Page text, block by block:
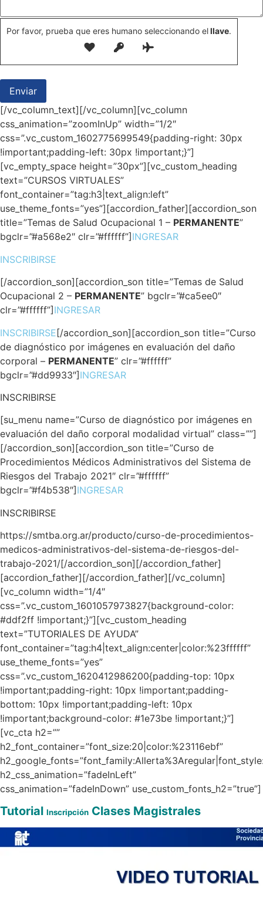
Por favor, prueba que eres humano seleccionando elllave.
[/vc_column_text][/vc_column][vc_column
css_animation=”zoomInUp” width=”1/2″
css=”.vc_custom_1602775699549{padding-right: 30px
!important;padding-left: 30px !important;}”]
[vc_empty_space height=”30px”][vc_custom_heading
text=”CURSOS VIRTUALES”
font_container=”tag:h3|text_align:left”
use_theme_fonts=”yes”][accordion_father][accordion_son
title=”Temas de Salud Ocupacional 1 – PERMANENTE”
bgclr=”#a568e2″ clr=”#ffffff”] INGRESAR
INSCRIBIRSE
[/accordion_son][accordion_son title=”Temas de Salud
Ocupacional 2 – PERMANENTE” bgclr=”#ca5ee0″
clr=”#ffffff”] INGRESAR
INSCRIBIRSE[/accordion_son][accordion_son title=”Curso
de diagnóstico por imágenes en evaluación del daño
corporal – PERMANENTE” clr=”#ffffff”
bgclr=”#dd9933″]INGRESAR
INSCRIBIRSE
[su_menu name=”Curso de diagnóstico por imágenes en
evaluación del daño corporal modalidad virtual” class=””]
[/accordion_son][accordion_son title=”Curso de
Procedimientos Médicos Administrativos del Sistema de
Riesgos del Trabajo 2021″ clr=”#ffffff”
bgclr=”#f4b538″] INGRESAR
INSCRIBIRSE
https://smtba.org.ar/producto/curso-de-procedimientos-
medicos-administrativos-del-sistema-de-riesgos-del-
trabajo-2021/[/accordion_son][/accordion_father]
[accordion_father][/accordion_father][/vc_column]
[vc_column width=”1/4″
css=”.vc_custom_1601057973827{background-color:
#ddf2ff !important;}”][vc_custom_heading
text=”TUTORIALES DE AYUDA”
font_container=”tag:h4|text_align:center|color:%23ffffff”
use_theme_fonts=”yes”
css=”.vc_custom_1620412986200{padding-top: 10px
!important;padding-right: 10px !important;padding-
bottom: 10px !important;padding-left: 10px
!important;background-color: #1e73be !important;}”]
[vc_cta h2=””
h2_font_container=”font_size:20|color:%23116ebf”
h2_css_animation=”fadeInLeft”
css_animation=”fadeInDown” use_custom_fonts_h2=”true”]
Tutorial Inscripción Clases Magistrales